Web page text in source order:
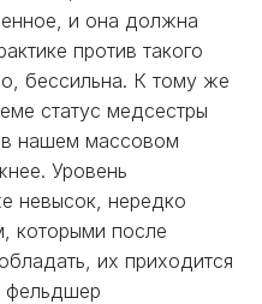
и она должна
против такого
бессильна. К тому же
статус медсестры
в нашем массовом
Уровень
невысок, нередко
которыми после
их приходится
фельдшер